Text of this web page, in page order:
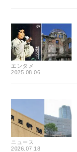
エンタメ
2025.08.06
ニュース
2026.07.18